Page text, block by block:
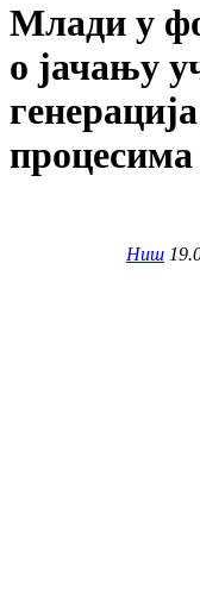
Млади у
о јачању
процесима
Ниш